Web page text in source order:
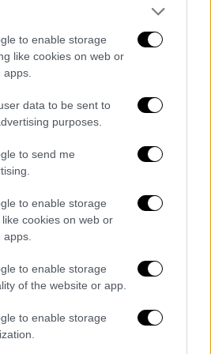
to enable storage
like cookies on web or
data to be sent to
purposes.
to send me
to enable storage
cookies on web or
to enable storage
of the website or app.
to enable storage
γιατί κατά κάποιο
πιο απαισιόδοξη είναι
ζωής, τόσο
και ευγνωμοσύνη
να πάνε πάντα
συνεχώς από
τους πειρασμούς που θα
εμπόδια και
όταν τα πράγματα πάνε
από ευγνωμοσύνη.
εξηγήσουμε. Αλλά, για
του Κόσμου είναι η
και όπως λέει ο Άγιος
αν δεν ήξερα ότι
λόγο». Αλλά, όσον